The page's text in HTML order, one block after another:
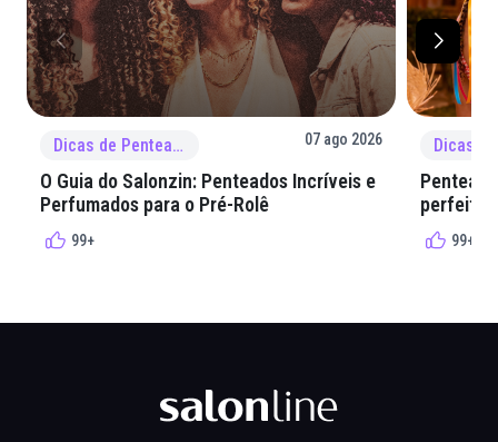
Dicas de Penteado 07 ago 2026
O Guia do Salonzin: Penteados Incríveis e
Perfumados para o Pré-Rolê
99+
perfeita
99+